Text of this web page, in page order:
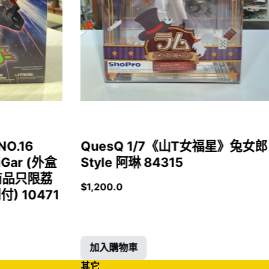
(外盒
只限荔
) 10471
QuesQ 1/7《山T女福星》兔女郎
Style 阿琳 84315
$1,200.0
加入購物車
其它